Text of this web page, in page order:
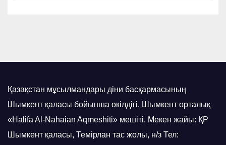
Қазақстан мұсылмандары діни басқармасының
Шымкент қаласы бойынша өкілдігі, Шымкент орталық
«Halifa Al-Nahaian Aqmeshiti» мешіті. Мекен жайы: ҚР
Шымкент қаласы, Темірлан тас жолы, н/з Тел: